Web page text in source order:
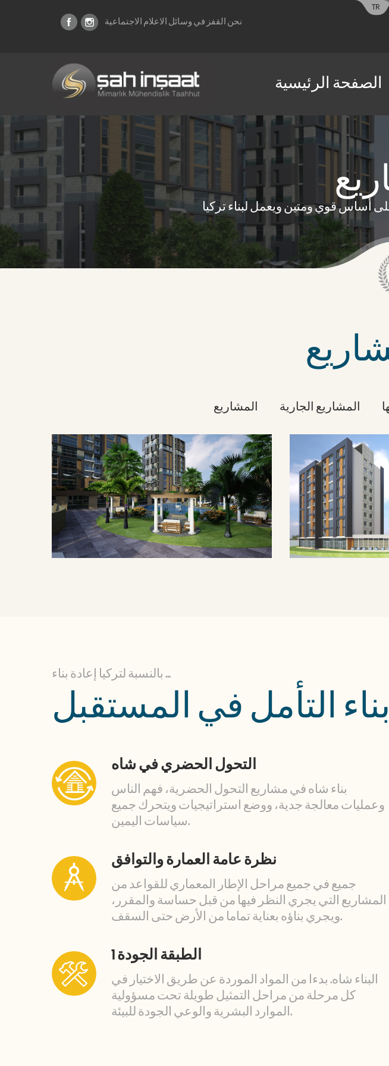
نحن القفز في وسائل الاعلام الاجتماعية
الصفحة الرئيسية
المشاريع المشاريع الجارية
بالنسبة لتركيا إعادة بناء ...
التأمل في المستقبل
التحول الحضري في شاه
بناء شاه في مشاريع التحول الحضرية، فهم الناس
وعمليات معالجة جدية، ووضع استراتيجيات ويتحرك جميع
سياسات اليمين.
نظرة عامة العمارة والتوافق
جميع في جميع مراحل الإطار المعماري للقواعد من
المشاريع التي يجري النظر فيها من قبل حساسة والمقرر،
ويجري بناؤه بعناية تماما من الأرض حتى السقف.
1 الطبقة الجودة
البناء شاه. بدءا من المواد الموردة عن طريق الاختيار في
كل مرحلة من مراحل التمثيل طويلة تحت مسؤولية
الموارد البشرية والوعي الجودة للبيئة.